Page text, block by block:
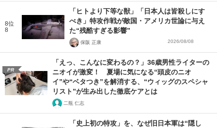
8位
8
「ヒトより下等な獣」「日本人は皆殺しにす
べき」特攻作戦が敵国・アメリカ世論に与え
た“残酷すぎる影響”
保阪 正康 2026/08/08
PR
「えっ、こんなに変わるの？」36歳男性ライターの
ニオイが激変！ 夏場に気になる“頭皮のニオ
イ”や“ベタつき”を解消する、“ウィッグのスペシャ
リスト”が生み出した徹底ケアとは
二瓶 仁志
「史上初の特攻」を、なぜ旧日本軍は“隠し